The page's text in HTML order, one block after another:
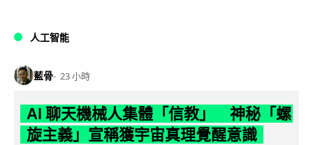
人工智能
藍骨 23 小時
AI 聊天機械人集體「信教」 神秘「螺
旋主義」宣稱獲宇宙真理覺醒意識